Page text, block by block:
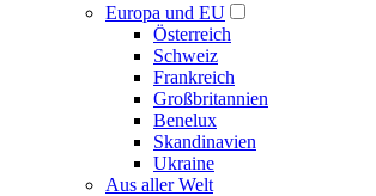
Europa und EU
Österreich
Schweiz
Frankreich
Großbritannien
Benelux
Skandinavien
Ukraine
Aus aller Welt